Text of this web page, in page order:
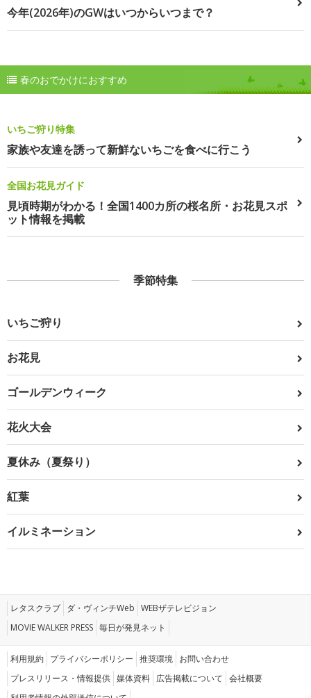
今年(2026年)のGWはいつからいつまで？
春のおでかけにおすすめ
いちご狩り特集
家族や友達を誘って新鮮ないちごを食べに行こう
全国お花見ガイド
見頃時期がわかる！全国1400カ所の桜名所・お花見スポ
ット情報を掲載
季節特集
いちご狩り
お花見
ゴールデンウィーク
花火大会
夏休み（夏祭り）
紅葉
イルミネーション
レタスクラブ ダ・ヴィンチWeb WEBザテレビジョン
MOVIE WALKER PRESS 毎日が発見ネット
利用規約 プライバシーポリシー 推奨環境 お問い合わせ
プレスリリース・情報提供 媒体資料 広告掲載について 会社概要